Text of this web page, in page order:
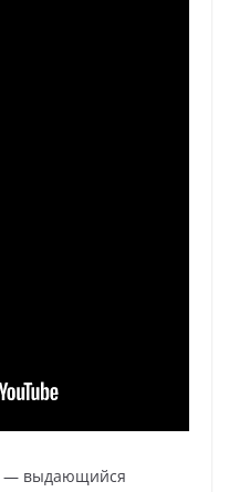
— выдающийся